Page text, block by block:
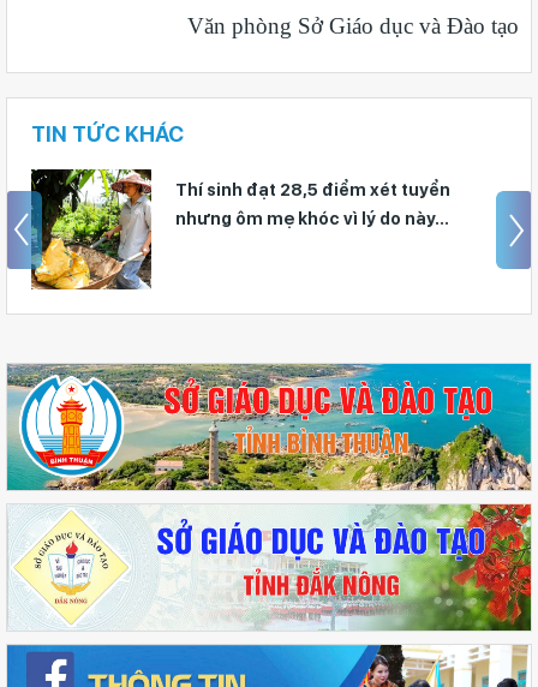
Văn phòng Sở Giáo dục và Đào tạo
TIN TỨC KHÁC
này...
Giáo viên Trường THPT Đạm
giải Nhì Hội thi Báo cáo viên,
truyền viên giỏi toàn quốc